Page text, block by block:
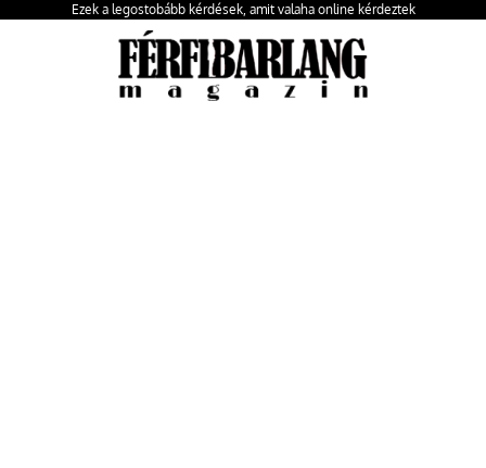
Ezek a legostobább kérdések, amit valaha online kérdeztek